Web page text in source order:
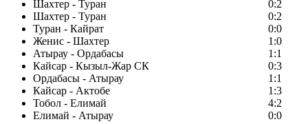
Шахтер - Туран
0:2
Шахтер - Туран
0:2
Туран - Кайрат
0:0
Женис - Шахтер
1:0
Атырау - Ордабасы
1:1
Кайсар - Кызыл-Жар СК
0:3
Ордабасы - Атырау
1:1
Кайсар - Актобе
1:3
Тобол - Елимай
4:2
Елимай - Атырау
0:0